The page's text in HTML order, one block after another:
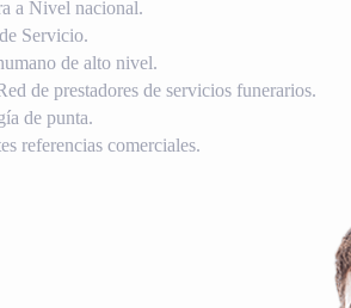
a Nivel nacional.
Servicio.
de alto nivel.
de prestadores de servicios funerarios.
de punta.
referencias comerciales.